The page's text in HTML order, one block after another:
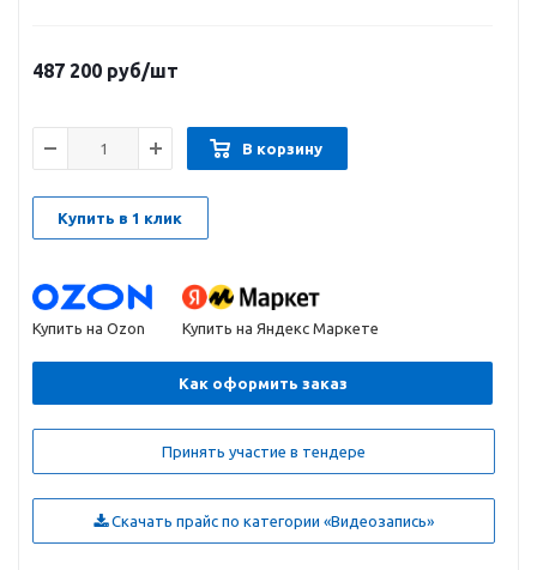
487 200 руб/шт
В корзину
Купить в 1 клик
Купить на Ozon Купить на Яндекс Маркете
Как оформить заказ
Принять участие в тендере
Скачать прайс по категории «Видеозапись»